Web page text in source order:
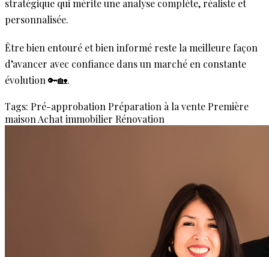
stratégique qui mérite une analyse complète, réaliste et
personnalisée.
Être bien entouré et bien informé reste la meilleure façon
d’avancer avec confiance dans un marché en constante
évolution 🔑🏡.
Tags: Pré-approbation Préparation à la vente Première
maison Achat immobilier Rénovation